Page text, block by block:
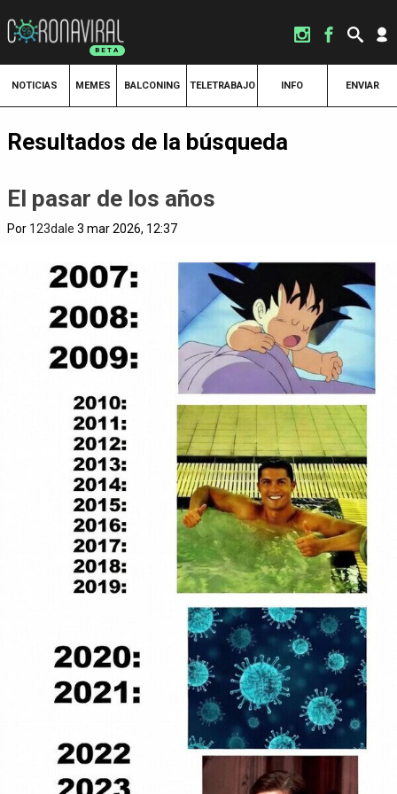
NOTICIAS MEMES BALCONING TELETRABAJO INFO ENVIAR
Resultados de la búsqueda
El pasar de los años
Por 123dale 3 mar 2026, 12:37